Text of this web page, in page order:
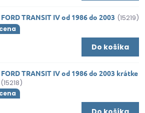
TRANSIT IV od 1986 do 2003 (15219)
Do košíka
TRANSIT IV od 1986 do 2003 krátke
(15218)